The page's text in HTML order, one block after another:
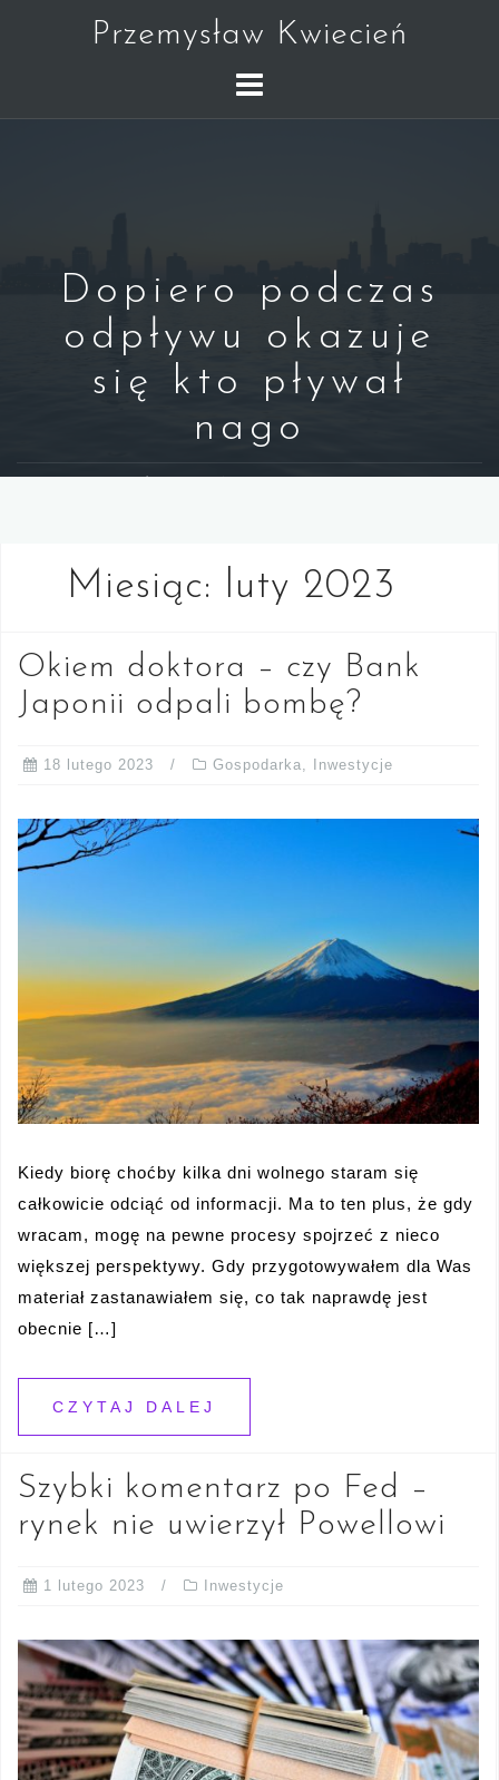
Przemysław Kwiecień
Dopiero podczas
odpływu okazuje
się kto pływał
nago
Miesiąc: luty 2023
Okiem doktora – czy Bank
Japonii odpali bombę?
18 lutego 2023 Gospodarka Inwestycje
Kiedy biorę choćby kilka dni wolnego staram się
całkowicie odciąć od informacji. Ma to ten plus, że gdy
wracam, mogę na pewne procesy spojrzeć z nieco
większej perspektywy. Gdy przygotowywałem dla Was
materiał zastanawiałem się, co tak naprawdę jest
obecnie […]
CZYTAJ DALEJ
Szybki komentarz po Fed –
rynek nie uwierzył Powellowi
1 lutego 2023 Inwestycje